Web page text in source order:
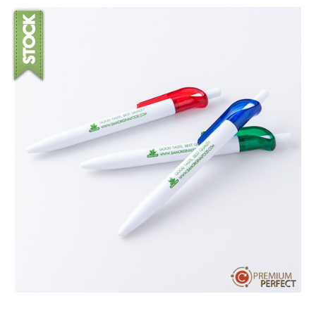
ปากกาเน้นข้อความ
ปากกาตั้งโต๊ะ
ปากกา USB
ปากกาทัชสกรีน NEW
ปากกาลบได้ NEW
ผลงานโรงงานปากกา
ติดต่อเรา
บทความ
เกี่ยวกับเรา